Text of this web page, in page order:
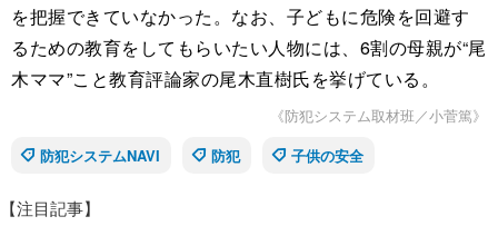
を把握できていなかった。なお、子どもに危険を回避す
るための教育をしてもらいたい人物には、6割の母親が“尾
木ママ”こと教育評論家の尾木直樹氏を挙げている。
《防犯システム取材班／小菅篤》
防犯システムNAVI
防犯 子供の安全
【注目記事】